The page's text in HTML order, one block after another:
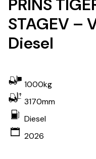
PRINS
STAGEV –
Diesel
1000kg
3170mm
Diesel
2026